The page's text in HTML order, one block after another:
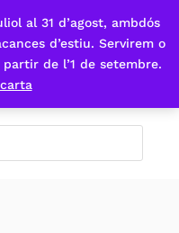
al 31 d’agost, ambdós
d’estiu. Servirem o
de l’1 de setembre.